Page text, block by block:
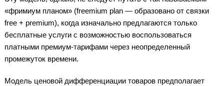
«фримиум планом» (freemium plan — образовано от связки
free + premium), когда изначально предлагаются только
бесплатные услуги c возможностью воспользоваться
платными премиум-тарифами через неопределенный
промежуток времени.
Модель ценовой дифференциации товаров предполагает